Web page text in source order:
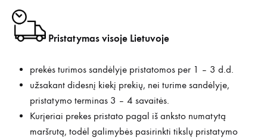
Pristatymas visoje Lietuvoje
prekės turimos sandėlyje pristatomos per 1 – 3 d.d.
užsakant didesnį kiekį prekių, nei turime sandėlyje,
pristatymo terminas 3 – 4 savaitės.
Kurjeriai prekes pristato pagal iš anksto numatytą
maršrutą, todėl galimybės pasirinkti tikslų pristatymo